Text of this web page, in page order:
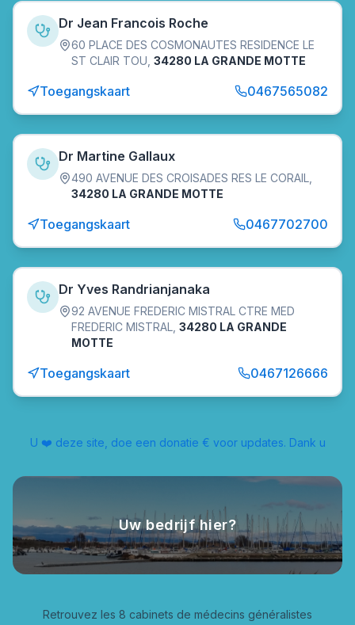
Dr Jean Francois Roche
60 PLACE DES COSMONAUTES RESIDENCE LE
ST CLAIR TOU 34280 LA GRANDE MOTTE
Toegangskaart 0467565082
Dr Martine Gallaux
490 AVENUE DES CROISADES RES LE CORAIL
34280 LA GRANDE MOTTE
Toegangskaart 0467702700
Dr Yves Randrianjanaka
92 AVENUE FREDERIC MISTRAL CTRE MED
FREDERIC MISTRAL 34280 LA GRANDE
MOTTE
Toegangskaart 0467126666
U ❤️ deze site, doe een donatie € voor updates. Dank u
Uw bedrijf hier?
Retrouvez les 8 cabinets de médecins généralistes